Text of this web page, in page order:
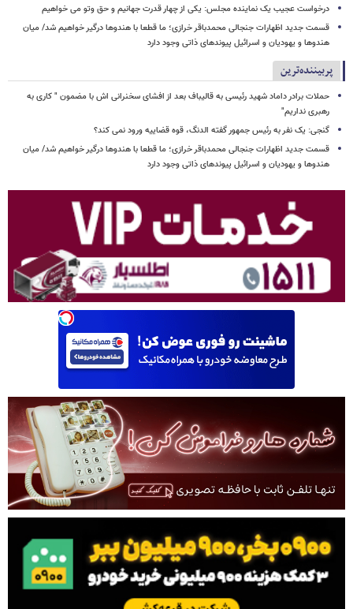
درخواست عجیب یک نماینده مجلس: یکی از چهار قدرت جهانیم و حق وتو می خواهیم
قسمت جدید اظهارات جنجالی محمدباقر خرازی؛ ما قطعا با هندوها درگیر خواهیم شد/ میان
هندوها و یهودیان و اسرائیل پیوندهای ذاتی وجود دارد
پربیننده‌ترین
حملات برادر داماد شهید رئیسی به قالیباف بعد از افشای سخنرانی اش با مضمون " کاری به
رهبری نداریم"
گنجی: یک نفر به رئیس جمهور گفته الدنگ، قوه قضاییه ورود نمی کند؟
قسمت جدید اظهارات جنجالی محمدباقر خرازی؛ ما قطعا با هندوها درگیر خواهیم شد/ میان
هندوها و یهودیان و اسرائیل پیوندهای ذاتی وجود دارد